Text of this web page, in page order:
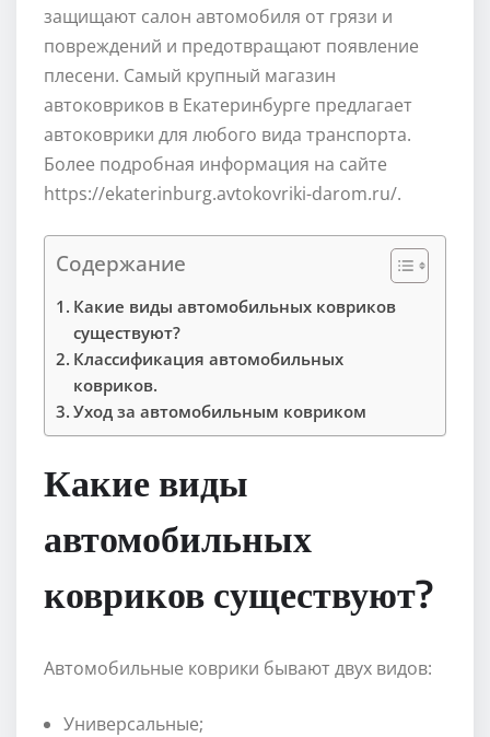
защищают салон автомобиля от грязи и
повреждений и предотвращают появление
плесени. Самый крупный магазин
автоковриков в Екатеринбурге предлагает
автоковрики для любого вида транспорта.
Более подробная информация на сайте
https://ekaterinburg.avtokovriki-darom.ru/.
Содержание
Какие виды автомобильных ковриков
существуют?
Классификация автомобильных
ковриков.
Уход за автомобильным ковриком
Какие виды
автомобильных
ковриков существуют?
Автомобильные коврики бывают двух видов:
Универсальные;